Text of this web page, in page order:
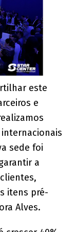
este
e
sede foi
a
itens pré-
Alves.